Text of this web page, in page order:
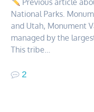
Previous article
National Parks.
and Utah, Monument
managed by the
This tribe…
2